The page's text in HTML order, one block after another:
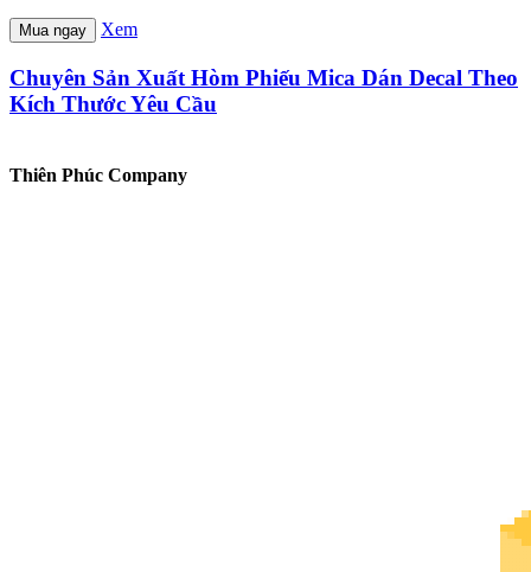
Mua ngay Xem
Chuyên Sản Xuất Hòm Phiếu Mica Dán Decal Theo
Kích Thước Yêu Cầu
Thiên Phúc Company